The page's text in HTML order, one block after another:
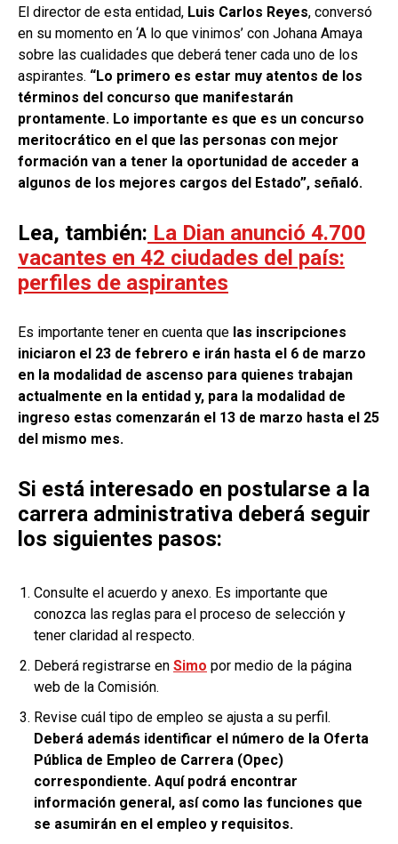
El director de esta entidad, Luis Carlos Reyes, conversó
en su momento en ‘A lo que vinimos’ con Johana Amaya
sobre las cualidades que deberá tener cada uno de los
aspirantes. “Lo primero es estar muy atentos de los
términos del concurso que manifestarán
prontamente. Lo importante es que es un concurso
meritocrático en el que las personas con mejor
formación van a tener la oportunidad de acceder a
algunos de los mejores cargos del Estado”, señaló.
Lea, también: La Dian anunció 4.700
vacantes en 42 ciudades del país:
perfiles de aspirantes
Es importante tener en cuenta que las inscripciones
iniciaron el 23 de febrero e irán hasta el 6 de marzo
en la modalidad de ascenso para quienes trabajan
actualmente en la entidad y, para la modalidad de
ingreso estas comenzarán el 13 de marzo hasta el 25
del mismo mes.
Si está interesado en postularse a la
carrera administrativa deberá seguir
los siguientes pasos:
Consulte el acuerdo y anexo. Es importante que
conozca las reglas para el proceso de selección y
tener claridad al respecto.
Deberá registrarse en Simo por medio de la página
web de la Comisión.
Revise cuál tipo de empleo se ajusta a su perfil.
Deberá además identificar el número de la Oferta
Pública de Empleo de Carrera (Opec)
correspondiente. Aquí podrá encontrar
información general, así como las funciones que
se asumirán en el empleo y requisitos.